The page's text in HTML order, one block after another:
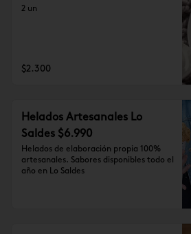
2 un
$2.300
Helados Artesanales Lo
Saldes $6.990
Helados de elaboración propia 100%
artesanales. Sabores disponibles todo el
año en Lo Saldes